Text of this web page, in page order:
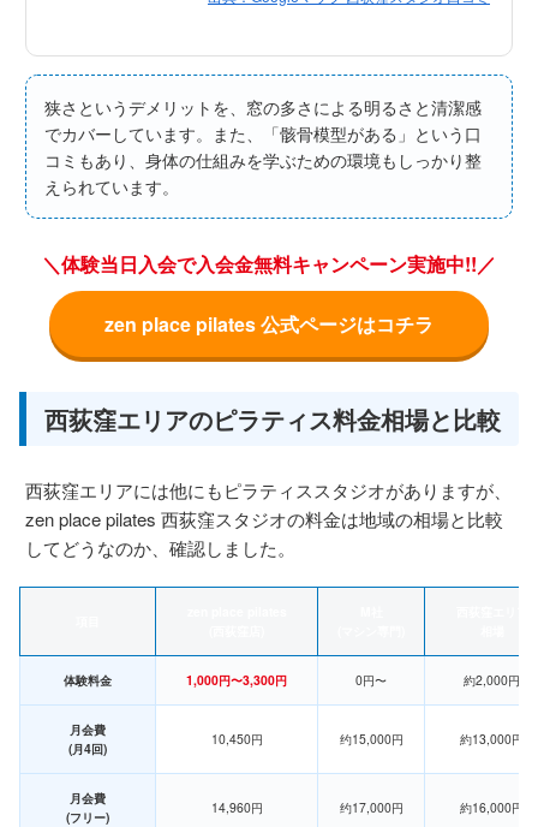
狭さというデメリットを、窓の多さによる明るさと清潔感
でカバーしています。また、「骸骨模型がある」という口
コミもあり、身体の仕組みを学ぶための環境もしっかり整
えられています。
＼体験当日入会で入会金無料キャンペーン実施中!!／
zen place pilates 公式ページはコチラ
西荻窪エリアのピラティス料金相場と比較
西荻窪エリアには他にもピラティススタジオがありますが、
zen place pilates 西荻窪スタジオの料金は地域の相場と比較
してどうなのか、確認しました。
体験料金 1,000円〜3,300円 0円〜 約2,000円
月会費
(月4回)
10,450円 约15,000円 約13,000円
月会費
(フリー)
14,960円 约17,000円 約16,000円